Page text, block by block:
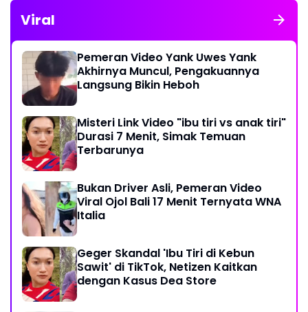
Viral
Pemeran Video Yank Uwes Yank
Akhirnya Muncul, Pengakuannya
Langsung Bikin Heboh
Misteri Link Video "ibu tiri vs anak tiri"
Durasi 7 Menit, Simak Temuan
Terbarunya
Bukan Driver Asli, Pemeran Video
Viral Ojol Bali 17 Menit Ternyata WNA
Italia
Geger Skandal 'Ibu Tiri di Kebun
Sawit' di TikTok, Netizen Kaitkan
dengan Kasus Dea Store